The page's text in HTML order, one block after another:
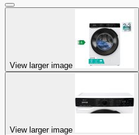
View larger image
View larger image